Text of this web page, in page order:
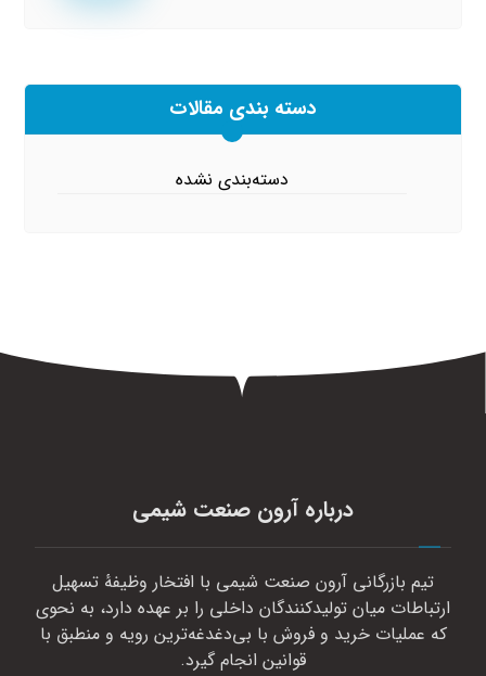
دسته بندی مقالات
دسته‌بندی نشده
درباره آرون صنعت شیمی
تیم بازرگانی آرون صنعت شیمی با افتخار وظیفهٔ تسهیل
ارتباطات میان تولیدکنندگان داخلی را بر عهده دارد، به نحوی
که عملیات خرید و فروش با بی‌دغدغه‌ترین رویه و منطبق با
قوانین انجام گیرد.